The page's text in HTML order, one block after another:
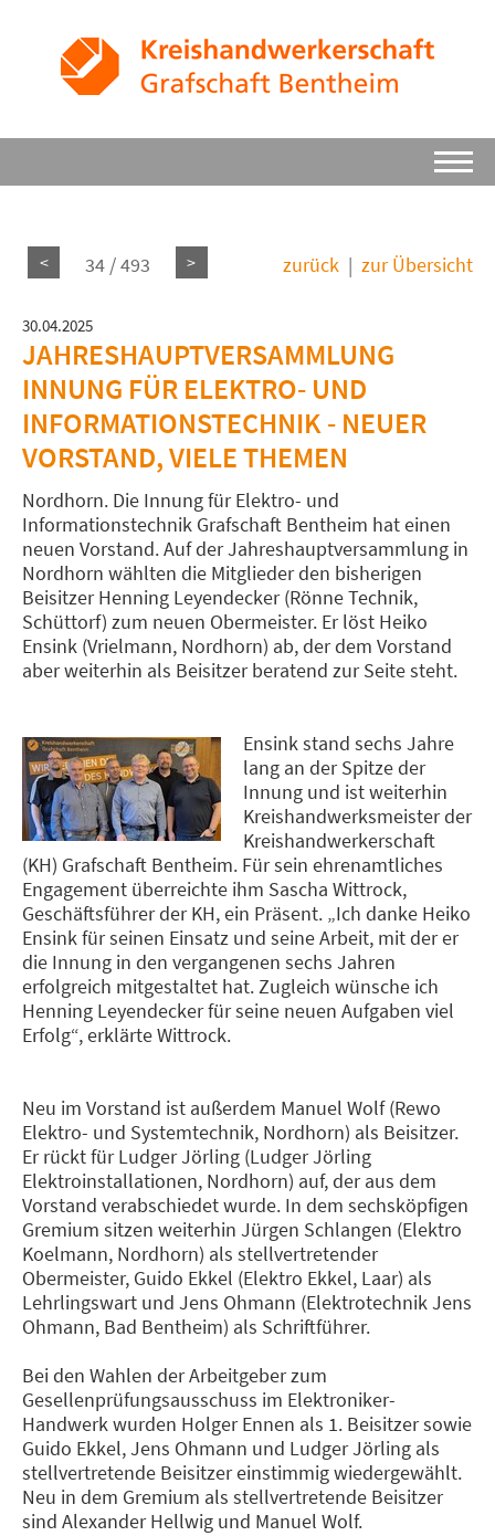
< 34 / 493 > zurück | zur Übersicht
30.04.2025
JAHRESHAUPTVERSAMMLUNG
INNUNG FÜR ELEKTRO- UND
INFORMATIONSTECHNIK - NEUER
VORSTAND, VIELE THEMEN
Nordhorn. Die Innung für Elektro- und
Informationstechnik Grafschaft Bentheim hat einen
neuen Vorstand. Auf der Jahreshauptversammlung in
Nordhorn wählten die Mitglieder den bisherigen
Beisitzer Henning Leyendecker (Rönne Technik,
Schüttorf) zum neuen Obermeister. Er löst Heiko
Ensink (Vrielmann, Nordhorn) ab, der dem Vorstand
aber weiterhin als Beisitzer beratend zur Seite steht.
Ensink stand sechs Jahre
lang an der Spitze der
Innung und ist weiterhin
Kreishandwerksmeister der
Kreishandwerkerschaft
(KH) Grafschaft Bentheim. Für sein ehrenamtliches
Engagement überreichte ihm Sascha Wittrock,
Geschäftsführer der KH, ein Präsent. „Ich danke Heiko
Ensink für seinen Einsatz und seine Arbeit, mit der er
die Innung in den vergangenen sechs Jahren
erfolgreich mitgestaltet hat. Zugleich wünsche ich
Henning Leyendecker für seine neuen Aufgaben viel
Erfolg“, erklärte Wittrock.
Neu im Vorstand ist außerdem Manuel Wolf (Rewo
Elektro- und Systemtechnik, Nordhorn) als Beisitzer.
Er rückt für Ludger Jörling (Ludger Jörling
Elektroinstallationen, Nordhorn) auf, der aus dem
Vorstand verabschiedet wurde. In dem sechsköpfigen
Gremium sitzen weiterhin Jürgen Schlangen (Elektro
Koelmann, Nordhorn) als stellvertretender
Obermeister, Guido Ekkel (Elektro Ekkel, Laar) als
Lehrlingswart und Jens Ohmann (Elektrotechnik Jens
Ohmann, Bad Bentheim) als Schriftführer.
Bei den Wahlen der Arbeitgeber zum
Gesellenprüfungsausschuss im Elektroniker-
Handwerk wurden Holger Ennen als 1. Beisitzer sowie
Guido Ekkel, Jens Ohmann und Ludger Jörling als
stellvertretende Beisitzer einstimmig wiedergewählt.
Neu in dem Gremium als stellvertretende Beisitzer
sind Alexander Hellwig und Manuel Wolf.